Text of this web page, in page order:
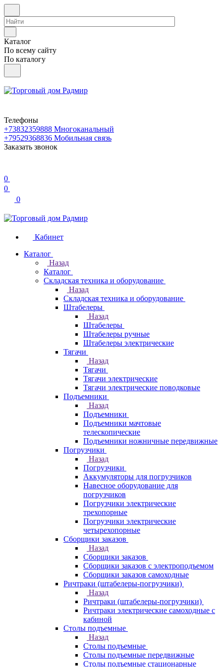
Каталог
По всему сайту
По каталогу
Телефоны
+73832359888 Многоканальный
+79529368836 Мобильная связь
Заказать звонок
0
0
0
Кабинет
Каталог
Назад
Каталог
Складская техника и оборудование
Назад
Складская техника и оборудование
Штабелеры
Назад
Штабелеры
Штабелеры ручные
Штабелеры электрические
Тягачи
Назад
Тягачи
Тягачи электрические
Тягачи электрические поводковые
Подъемники
Назад
Подъемники
Подъемники мачтовые
телескопические
Подъемники ножничные передвижные
Погрузчики
Назад
Погрузчики
Аккумуляторы для погрузчиков
Навесное оборудование для
погрузчиков
Погрузчики электрические
трехопорные
Погрузчики электрические
четырехопорные
Сборщики заказов
Назад
Сборщики заказов
Сборщики заказов с электроподъемом
Сборщики заказов самоходные
Ричтраки (штабелеры-погрузчики)
Назад
Ричтраки (штабелеры-погрузчики)
Ричтраки электрические самоходные с
кабиной
Столы подъемные
Назад
Столы подъемные
Столы подъемные передвижные
Столы подъемные стационарные